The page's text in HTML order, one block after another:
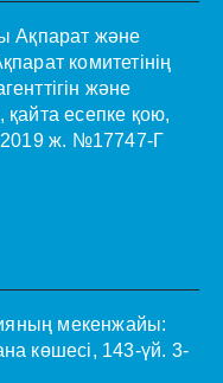
Ақпарат және
комитетінің
және
есепке қою,
ж. №17747-Г
мекенжайы:
көшесі, 143-үй. 3-